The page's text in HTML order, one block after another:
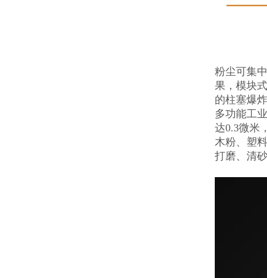
粉尘可集
果，模块
的柱塞爆
多功能工
达0.3微米
木粉、塑
打磨、清